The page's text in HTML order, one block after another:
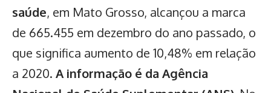
saúde, em Mato Grosso, alcançou a marca
de 665.455 em dezembro do ano passado, o
que significa aumento de 10,48% em relação
a 2020. A informação é da Agência